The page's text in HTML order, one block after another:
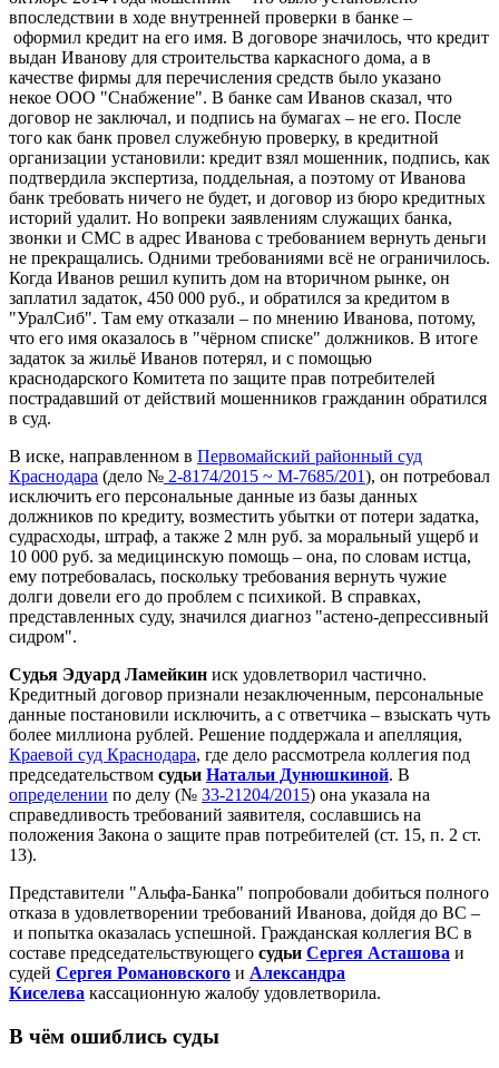
впоследствии в ходе внутренней проверки в банке –
оформил кредит на его имя. В договоре значилось, что кредит
выдан Иванову для строительства каркасного дома, а в
качестве фирмы для перечисления средств было указано
некое ООО "Снабжение". В банке сам Иванов сказал, что
договор не заключал, и подпись на бумагах – не его. После
того как банк провел служебную проверку, в кредитной
организации установили: кредит взял мошенник, подпись, как
подтвердила экспертиза, поддельная, а поэтому от Иванова
банк требовать ничего не будет, и договор из бюро кредитных
историй удалит. Но вопреки заявлениям служащих банка,
звонки и СМС в адрес Иванова с требованием вернуть деньги
не прекращались. Одними требованиями всё не ограничилось.
Когда Иванов решил купить дом на вторичном рынке, он
заплатил задаток, 450 000 руб., и обратился за кредитом в
"УралСиб". Там ему отказали – по мнению Иванова, потому,
что его имя оказалось в "чёрном списке" должников. В итоге
задаток за жильё Иванов потерял, и с помощью
краснодарского Комитета по защите прав потребителей
пострадавший от действий мошенников гражданин обратился
в суд.
В иске, направленном в Первомайский районный суд
Краснодара (дело № 2-8174/2015 ~ М-7685/201), он потребовал
исключить его персональные данные из базы данных
должников по кредиту, возместить убытки от потери задатка,
судрасходы, штраф, а также 2 млн руб. за моральный ущерб и
10 000 руб. за медицинскую помощь – она, по словам истца,
ему потребовалась, поскольку требования вернуть чужие
долги довели его до проблем с психикой. В справках,
представленных суду, значился диагноз "астено-депрессивный
сидром".
Судья Эдуард Ламейкин иск удовлетворил частично.
Кредитный договор признали незаключенным, персональные
данные постановили исключить, а с ответчика – взыскать чуть
более миллиона рублей. Решение поддержала и апелляция,
Краевой суд Краснодара, где дело рассмотрела коллегия под
председательством судьи Натальи Дунюшкиной. В
определении по делу (№ 33-21204/2015) она указала на
справедливость требований заявителя, сославшись на
положения Закона о защите прав потребителей (ст. 15, п. 2 ст.
13).
Представители "Альфа-Банка" попробовали добиться полного
отказа в удовлетворении требований Иванова, дойдя до ВС –
и попытка оказалась успешной. Гражданская коллегия ВС в
составе председательствующего судьи Сергея Асташова и
судей Сергея Романовского и Александра
Киселева кассационную жалобу удовлетворила.
В чём ошиблись суды